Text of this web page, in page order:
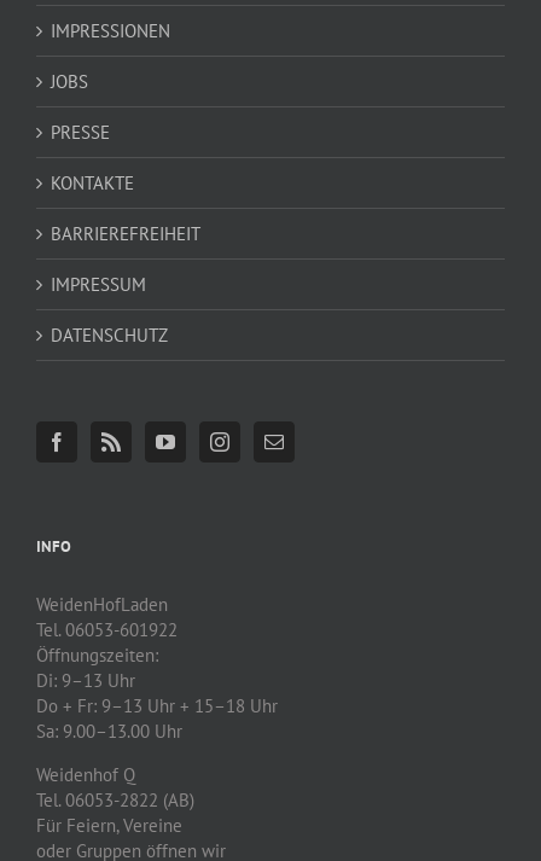
IMPRESSIONEN
JOBS
PRESSE
KONTAKTE
BARRIEREFREIHEIT
IMPRESSUM
DATENSCHUTZ
INFO
WeidenHofLaden
Tel. 06053-601922
Öffnungszeiten:
Di: 9–13 Uhr
Do + Fr: 9–13 Uhr + 15–18 Uhr
Sa: 9.00–13.00 Uhr
Weidenhof Q
Tel. 06053-2822 (AB)
Für Feiern, Vereine